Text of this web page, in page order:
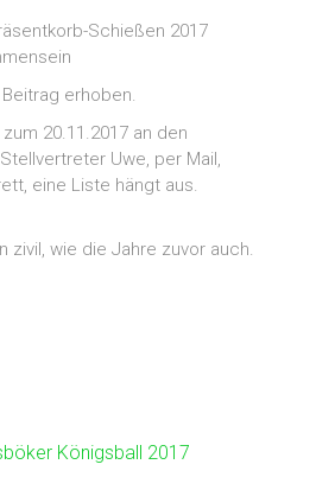
Schießen 2017
erhoben.
20.11.2017 an den
Uwe, per Mail,
eine Liste hängt aus.
zivil, wie die Jahre zuvor auch.
Königsball 2017